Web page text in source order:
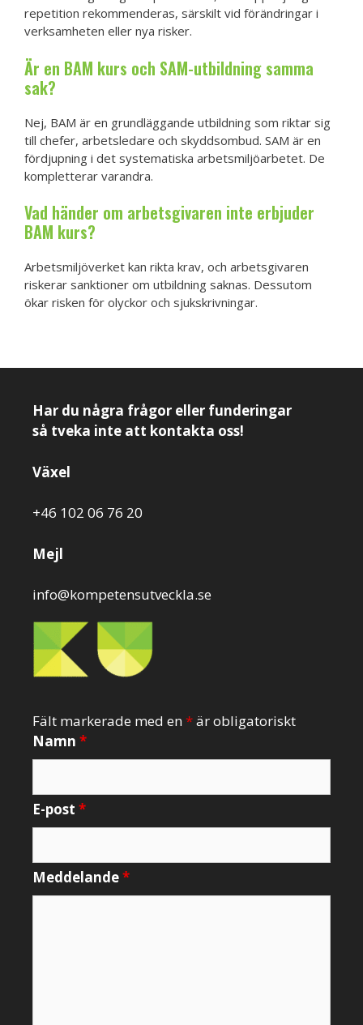
repetition rekommenderas, särskilt vid förändringar i
verksamheten eller nya risker.
Är en BAM kurs och SAM-utbildning samma
sak?
Nej, BAM är en grundläggande utbildning som riktar sig
till chefer, arbetsledare och skyddsombud. SAM är en
fördjupning i det systematiska arbetsmiljöarbetet. De
kompletterar varandra.
Vad händer om arbetsgivaren inte erbjuder
BAM kurs?
Arbetsmiljöverket kan rikta krav, och arbetsgivaren
riskerar sanktioner om utbildning saknas. Dessutom
ökar risken för olyckor och sjukskrivningar.
Har du några frågor eller funderingar
så tveka inte att kontakta oss!
Växel
+46 102 06 76 20
Mejl
info@kompetensutveckla.se
Fält markerade med en*är obligatoriskt
Namn *
E-post *
Meddelande*